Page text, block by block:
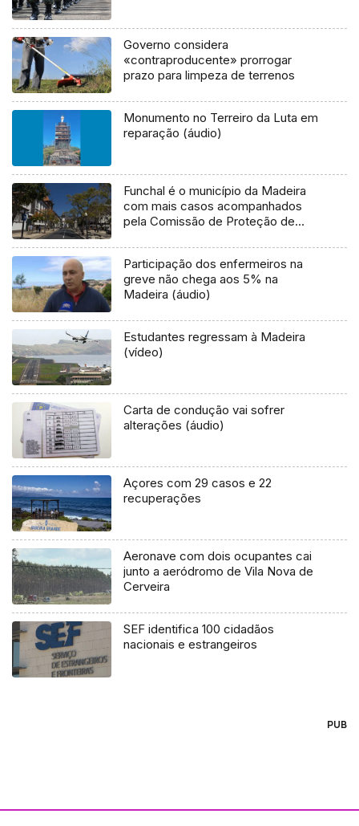
Governo considera
«contraproducente» prorrogar
prazo para limpeza de terrenos
Monumento no Terreiro da Luta em
reparação (áudio)
Funchal é o município da Madeira
com mais casos acompanhados
pela Comissão de Proteção de
Participação dos enfermeiros na
greve não chega aos 5% na
Madeira (áudio)
Estudantes regressam à Madeira
(vídeo)
Carta de condução vai sofrer
alterações (áudio)
Açores com 29 casos e 22
recuperações
Aeronave com dois ocupantes cai
junto a aeródromo de Vila Nova de
Cerveira
SEF identifica 100 cidadãos
nacionais e estrangeiros
PUB